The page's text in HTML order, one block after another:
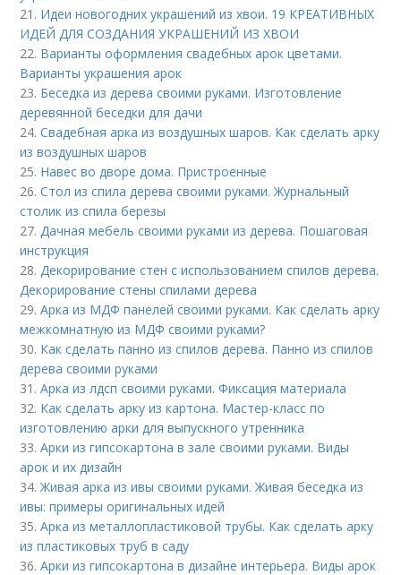
21. Идеи новогодних украшений из хвои. 19 КРЕАТИВНЫХ
ИДЕЙ ДЛЯ СОЗДАНИЯ УКРАШЕНИЙ ИЗ ХВОИ
22. Варианты оформления свадебных арок цветами.
Варианты украшения арок
23. Беседка из дерева своими руками. Изготовление
деревянной беседки для дачи
24.Свадебная арка из воздушных шаров. Как сделать арку
из воздушных шаров
25. Навес во дворе дома. Пристроенные
26.Стол из спила дерева своими руками. Журнальный
столик из спила березы
27. Дачная мебель своими руками из дерева. Пошаговая
инструкция
28. Декорирование стен с использованием спилов дерева.
Декорирование стены спилами дерева
29.Арка из МДФ панелей своими руками. Как сделать арку
межкомнатную из МДФ своими руками?
30. Как сделать панно из спилов дерева. Панно из спилов
дерева своими руками
31.Арка из лдсп своими руками. Фиксация материала
32. Как сделать арку из картона. Мастер-класс по
изготовлению арки для выпускного утренника
33.Арки из гипсокартона в зале своими руками. Виды
арок и их дизайн
34.Живая арка из ивы своими руками. Живая беседка из
ивы: примеры оригинальных идей
35.Арка из металлопластиковой трубы. Как сделать арку
из пластиковых труб в саду
36.Арки из гипсокартона в дизайне интерьера. Виды арок